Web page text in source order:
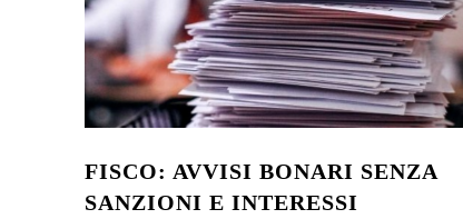
FISCO: AVVISI BONARI SENZA
SANZIONI E INTERESSI